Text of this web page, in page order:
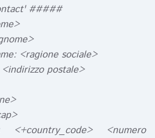
#####
<ragione sociale>
postale>
<+country_code> <numero